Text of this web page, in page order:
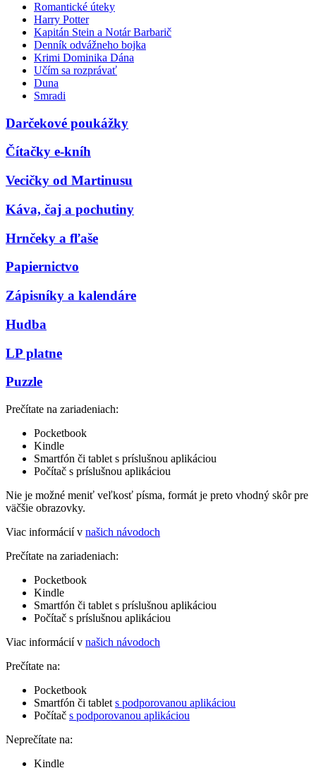
Romantické úteky
Harry Potter
Kapitán Stein a Notár Barbarič
Denník odvážneho bojka
Krimi Dominika Dána
Učím sa rozprávať
Duna
Smradi
Darčekové poukážky
Čítačky e-kníh
Vecičky od Martinusu
Káva, čaj a pochutiny
Hrnčeky a fľaše
Papiernictvo
Zápisníky a kalendáre
Hudba
LP platne
Puzzle
Prečítate na zariadeniach:
Pocketbook
Kindle
Smartfón či tablet s príslušnou aplikáciou
Počítač s príslušnou aplikáciou
Nie je možné meniť veľkosť písma, formát je preto vhodný skôr pre
väčšie obrazovky.
Viac informácií v našich návodoch
Prečítate na zariadeniach:
Pocketbook
Kindle
Smartfón či tablet s príslušnou aplikáciou
Počítač s príslušnou aplikáciou
Viac informácií v našich návodoch
Prečítate na:
Pocketbook
Smartfón či tablet s podporovanou aplikáciou
Počítač s podporovanou aplikáciou
Neprečítate na:
Kindle